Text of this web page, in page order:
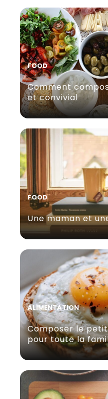
FOOD
Comment
et convivial
FOOD
Une maman et
ALIMENTATION
Composer le
pour toute la